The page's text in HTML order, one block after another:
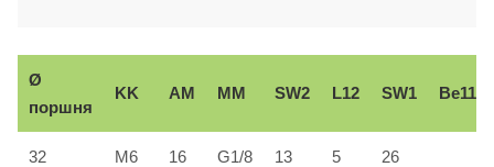
Ø
поршня
KK AM ММ SW2 L12 SW1 Вe11
32 М6 16 G1/8 13 5 26